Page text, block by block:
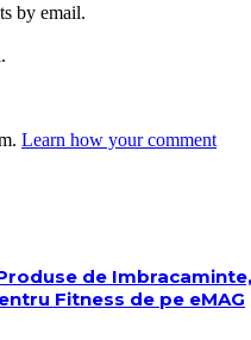
by email.
Learn how your comment
de Imbracaminte,
Fitness de pe eMAG